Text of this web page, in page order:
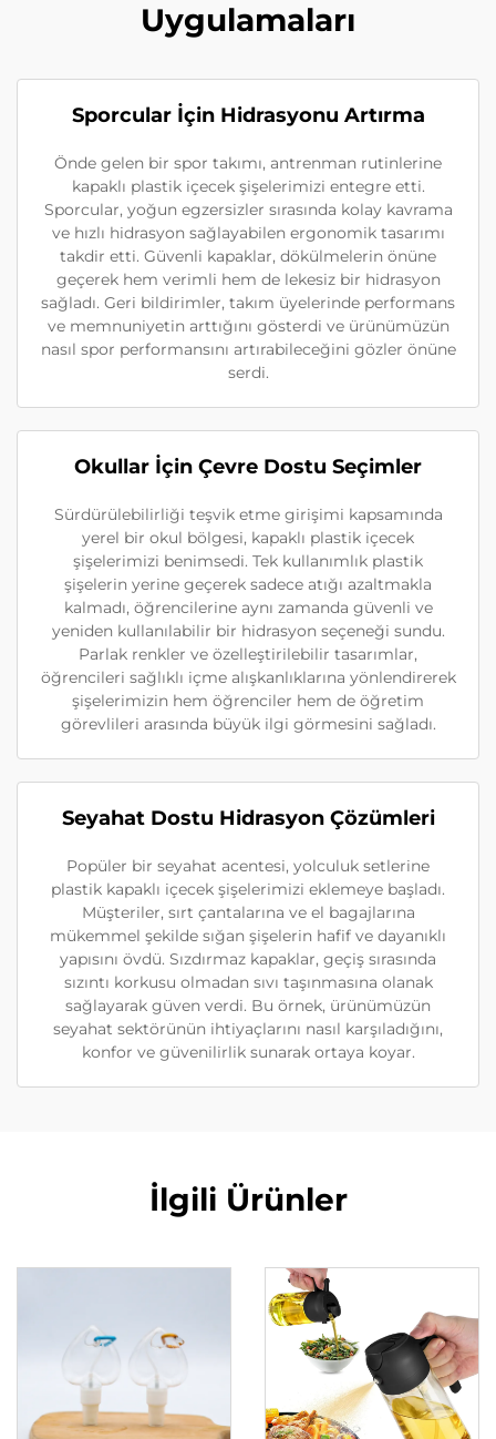
Uygulamaları
Sporcular İçin Hidrasyonu Artırma
Önde gelen bir spor takımı, antrenman rutinlerine
kapaklı plastik içecek şişelerimizi entegre etti.
Sporcular, yoğun egzersizler sırasında kolay kavrama
ve hızlı hidrasyon sağlayabilen ergonomik tasarımı
takdir etti. Güvenli kapaklar, dökülmelerin önüne
geçerek hem verimli hem de lekesiz bir hidrasyon
sağladı. Geri bildirimler, takım üyelerinde performans
ve memnuniyetin arttığını gösterdi ve ürünümüzün
nasıl spor performansını artırabileceğini gözler önüne
serdi.
Okullar İçin Çevre Dostu Seçimler
Sürdürülebilirliği teşvik etme girişimi kapsamında
yerel bir okul bölgesi, kapaklı plastik içecek
şişelerimizi benimsedi. Tek kullanımlık plastik
şişelerin yerine geçerek sadece atığı azaltmakla
kalmadı, öğrencilerine aynı zamanda güvenli ve
yeniden kullanılabilir bir hidrasyon seçeneği sundu.
Parlak renkler ve özelleştirilebilir tasarımlar,
öğrencileri sağlıklı içme alışkanlıklarına yönlendirerek
şişelerimizin hem öğrenciler hem de öğretim
görevlileri arasında büyük ilgi görmesini sağladı.
Seyahat Dostu Hidrasyon Çözümleri
Popüler bir seyahat acentesi, yolculuk setlerine
plastik kapaklı içecek şişelerimizi eklemeye başladı.
Müşteriler, sırt çantalarına ve el bagajlarına
mükemmel şekilde sığan şişelerin hafif ve dayanıklı
yapısını övdü. Sızdırmaz kapaklar, geçiş sırasında
sızıntı korkusu olmadan sıvı taşınmasına olanak
sağlayarak güven verdi. Bu örnek, ürünümüzün
seyahat sektörünün ihtiyaçlarını nasıl karşıladığını,
konfor ve güvenilirlik sunarak ortaya koyar.
İlgili Ürünler